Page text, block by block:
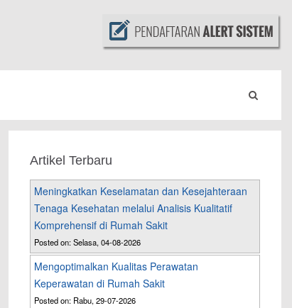
Artikel Terbaru
Meningkatkan Keselamatan dan Kesejahteraan
Tenaga Kesehatan melalui Analisis Kualitatif
Komprehensif di Rumah Sakit
Posted on: Selasa, 04-08-2026
Mengoptimalkan Kualitas Perawatan
Keperawatan di Rumah Sakit
Posted on: Rabu, 29-07-2026